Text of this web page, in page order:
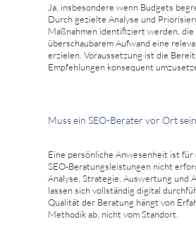
Ja, insbesondere wenn Budgets
Durch gezielte Analyse und
Maßnahmen identifiziert werden, die
überschaubarem Aufwand eine
erzielen. Voraussetzung ist die
Empfehlungen konsequent
Muss ein SEO-Berater vor Ort
Eine persönliche Anwesenheit ist für
SEO-Beratungsleistungen nicht
Analyse, Strategie, Auswertung und
lassen sich vollständig digital
Qualität der Beratung hängt von
Methodik ab, nicht vom Standort.